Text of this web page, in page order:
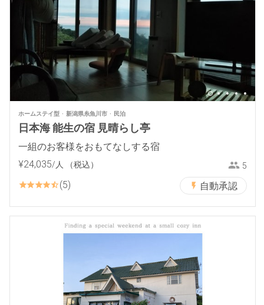
ホームステイ型 新潟県糸魚川市 民泊
日本海 能生の宿 見晴らし亭
一組のお客様をおもてなしする宿
¥24,035/人 （税込） 5
5 自動承認